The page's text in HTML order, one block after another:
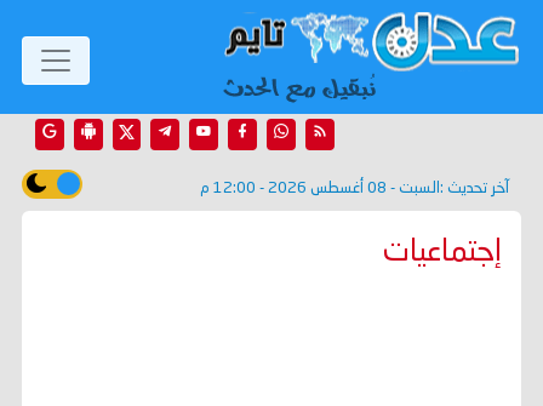
آخر تحديث : السبت - 08 أغسطس 2026 - 12:00 م
إجتماعيات